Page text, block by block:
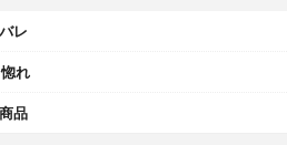
レ
れ
品